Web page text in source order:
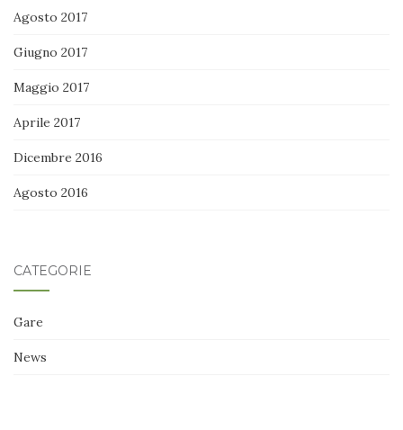
Agosto 2017
Giugno 2017
Maggio 2017
Aprile 2017
Dicembre 2016
Agosto 2016
CATEGORIE
Gare
News